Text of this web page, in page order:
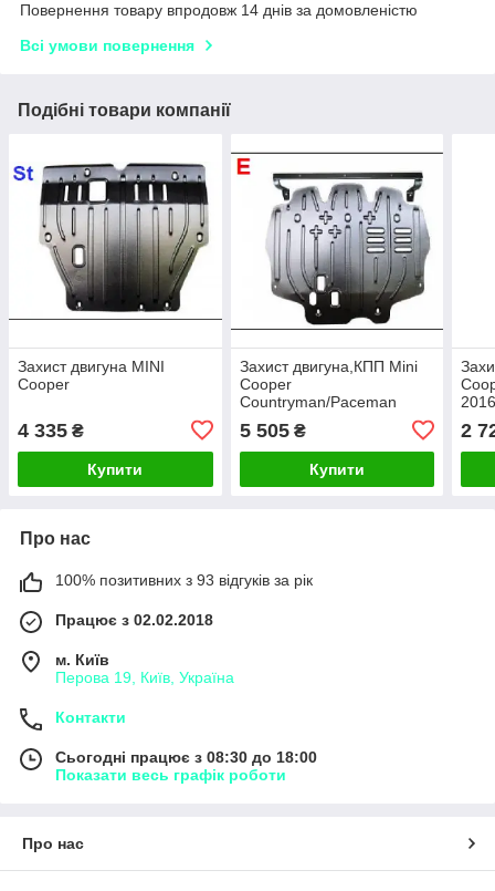
Повернення товару впродовж 14 днів за домовленістю
Всі умови повернення
Подібні товари компанії
Захист двигуна MINI
Cooper
4 335 ₴
Купити
Захист двигуна,КПП Mini
Cooper
Countryman/Paceman
5 505₴
Купити
2
Про нас
100% позитивних з 93 відгуків за рік
Працює з 02.02.2018
м. Київ
Перова 19, Київ, Україна
Контакти
Сьогодні працює з 08:30 до 18:00
Показати весь графік роботи
Про нас